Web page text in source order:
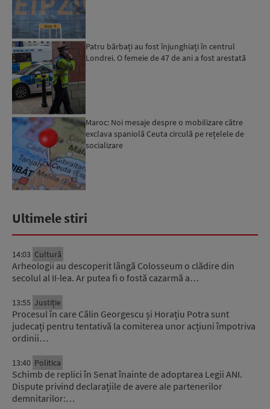
Patru bărbați au fost înjunghiați în centrul
Londrei. O femeie de 47 de ani a fost arestată
Maroc: Noi mesaje despre o mobilizare către
exclava spaniolă Ceuta circulă pe rețelele de
socializare
Ultimele stiri
14:03 Cultură
Arheologii au descoperit lângă Colosseum o clădire din
secolul al II-lea. Ar putea fi o fostă cazarmă a…
13:55 Justiție
Procesul în care Călin Georgescu și Horațiu Potra sunt
judecați pentru tentativă la comiterea unor acțiuni împotriva
ordinii…
13:40 Politica
Schimb de replici în Senat înainte de adoptarea Legii ANI.
Dispute privind declarațiile de avere ale partenerilor
demnitarilor:…